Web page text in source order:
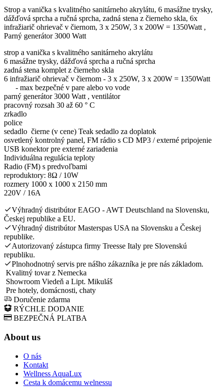
Strop a vanička s kvalitného sanitárneho akrylátu, 6 masážne trysky,
dážďová sprcha a ručná sprcha, zadná stena z čierneho skla, 6x
infražiarič ohrievač v čiernom, 3 x 250W, 3 x 200W = 1350Watt ,
Parný generátor 3000 Watt
strop a vanička s kvalitného sanitárneho akrylátu
6 masážne trysky, dážďová sprcha a ručná sprcha
zadná stena komplet z čierneho skla
6 infražiarič ohrievač v čiernom - 3 x 250W, 3 x 200W = 1350Watt
- max bezpečné v pare alebo vo vode
parný generátor 3000 Watt , ventilátor
pracovný rozsah 30 až 60 ° C
zrkadlo
police
sedadlo čierne (v cene) Teak sedadlo za doplatok
osvetlený kontrolný panel, FM rádio s CD MP3 / externé pripojenie
USB konektor pre externé zariadenia
Individuálna regulácia teploty
Radio (FM) s predvoľbami
reproduktory: 8Ω / 10W
rozmery 1000 x 1000 x 2150 mm
220V / 16A
Výhradný distribútor EAGO - AWT Deutschland na Slovensku,
Českej republike a EU.
Výhradný distribútor Masterspas USA na Slovensku a Českej
republike.
Autorizovaný zástupca firmy Treesse Italy pre Slovenskú
republiku.
Plnohodnotný servis pre nášho zákazníka je pre nás základom.
Kvalitný tovar z Nemecka
Showroom Viedeň a Lipt. Mikuláš
Pre hotely, domácnosti, chaty
Doručenie zdarma
RÝCHLE DODANIE
BEZPEČNÁ PLATBA
About us
O nás
Kontakt
Wellness AquaLux
Cesta k domácemu welnessu